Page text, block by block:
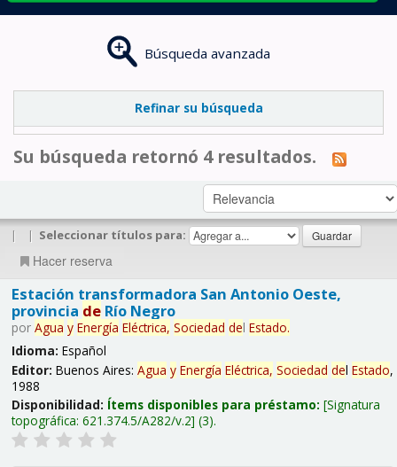
Búsqueda avanzada
Refinar su búsqueda
Su búsqueda retornó 4 resultados.
| | Seleccionar títulos para:
Hacer reserva
Estación transformadora San Antonio Oeste,
provincia deRío Negro
por Agua y Energía Eléctrica, Sociedad del Estado.
Idioma: Español
Editor: Buenos Aires: Agua y Energía Eléctrica, Sociedad del Estado,
1988
Disponibilidad: Ítems disponibles para préstamo: Signatura
topográfica: 621.374.5/A282/v.2 (3).